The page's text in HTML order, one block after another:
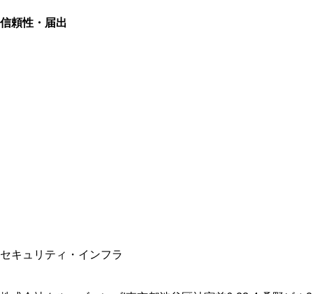
信頼性・届出
セキュリティ・インフラ